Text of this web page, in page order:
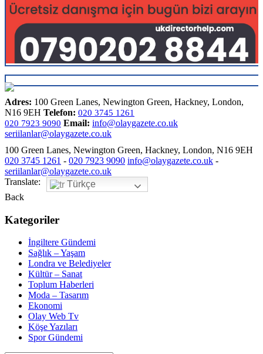
Adres: 100 Green Lanes, Newington Green, Hackney, London,
N16 9EH Telefon: 020 3745 1261
020 7923 9090 Email: info@olaygazete.co.uk
seriilanlar@olaygazete.co.uk
100 Green Lanes, Newington Green, Hackney, London, N16 9EH
020 3745 1261 - 020 7923 9090 info@olaygazete.co.uk -
seriilanlar@olaygazete.co.uk
Translate:
Türkçe
Back
Kategoriler
İngiltere Gündemi
Sağlık – Yaşam
Londra ve Belediyeler
Kültür – Sanat
Toplum Haberleri
Moda – Tasarım
Ekonomi
Olay Web Tv
Köşe Yazıları
Spor Gündemi